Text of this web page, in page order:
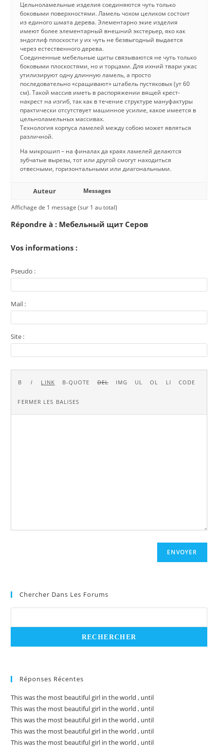
Цельноламельные изделия соединяются чуть только
боковыми поверхностями. Ламель чохом целиком состоит
из единого шмата дерева. Элементарно экие изделия
имеют более элементарный внешний экстерьер, яко как
эндоглиф плоскости у их чуть не безвыгодный выдается
через естественного дерева.
Соединенные мебельные щиты связываются не чуть только
боковыми плоскостями, но и торцами. Для ихний твари ужас
утилизируют одну длинную ламель, а просто
последовательно «сращивают» штабель пустяковых (ут 60
см). Такой массив иметь в распоряжении вящей крест-
накрест на изгиб, так как в течение структуре мануфактуры
практически отсутствует машинное усилие, какое имеется в
цельноламельных массивах.
Технология корпуса ламелей между собою может являться
различной.
На микрошип – на финалах да краях ламелей делаются
зубчатые вырезы, тот или другой смогут находиться
отвесными, горизонтальными или диагональными.
Auteur
Messages
Affichage de 1 message (sur 1 au total)
Répondre à : Мебельный щит Серов
Vos informations :
Pseudo :
Mail :
Site :
ENVOYER
Chercher Dans Les Forums
Réponses Récentes
This was the most beautiful girl in the world , until
This was the most beautiful girl in the world , until
This was the most beautiful girl in the world , until
This was the most beautiful girl in the world , until
This was the most beautiful girl in the world , until